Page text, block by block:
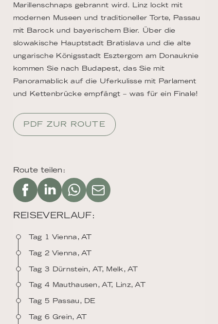
Route teilen:
REISEVERLAUF:
Tag 1 Vienna, AT
Tag 2 Vienna, AT
Tag 3 Dürnstein, AT, Melk, AT
Tag 4 Mauthausen, AT, Linz, AT
Tag 5 Passau, DE
Tag 6 Grein, AT
Marillenschnaps gebrannt wird. Linz lockt mit
modernen Museen und traditioneller Torte, Passau
mit Barock und bayerischem Bier. Über die
slowakische Hauptstadt Bratislava und die alte
ungarische Königsstadt Esztergom am Donauknie
kommen Sie nach Budapest, das Sie mit
Panoramablick auf die Uferkulisse mit Parlament
und Kettenbrücke empfängt – was für ein Finale!
PDF ZUR ROUTE